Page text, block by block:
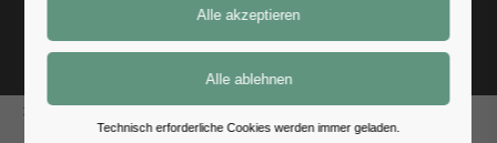
Zurück
Kontakt
info@karmannfreunde.de
Technisch erforderliche Cookies werden immer geladen.